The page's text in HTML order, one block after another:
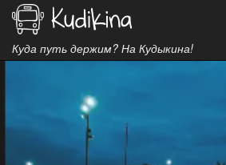
Куда путь держим? На Кудыкина!